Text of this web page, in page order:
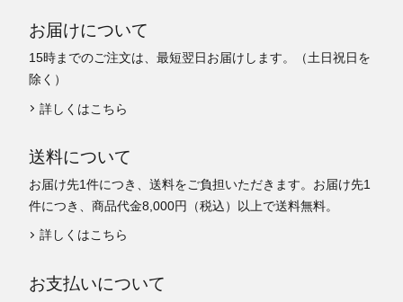
お届けについて
15時までのご注文は、最短翌日お届けします。（土日祝日を
除く）
詳しくはこちら
送料について
お届け先1件につき、送料をご負担いただきます。お届け先1
件につき、商品代金8,000円（税込）以上で送料無料。
詳しくはこちら
お支払いについて